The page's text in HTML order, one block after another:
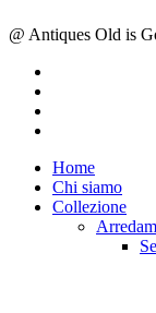
@ Antiques Old is
Close
Menu
Home
Chi siamo
Collezione